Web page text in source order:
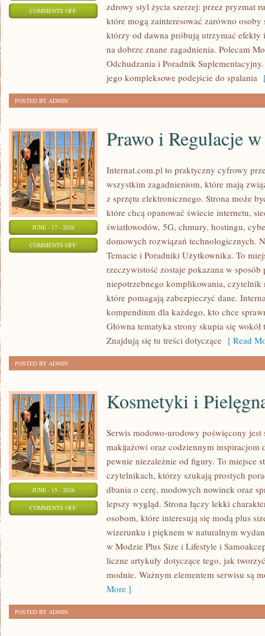
COMMENTS OFFON
LIFESTYLE
zdrowy styl życia szerzej: przez pryzmat
które mogą zainteresować zarówno
którzy od dawna próbują utrzymać efekty
na dobrze znane zagadnienia. Polecam
Odchudzania i Poradnik
jego kompleksowe podejście do spalania
POSTED BY ADMIN
JUNE - 17 - 2026
COMMENTS OFFON
REGULACJE
Prawo i Regulacje
Internat.com.pl to praktyczny cyfrowy
wszystkim zagadnieniom, które mają
z sprzętu elektronicznego. Strona może
które chcą opanować świecie internetu,
światłowodów, 5G, chmury, hostingu,
domowych rozwiązań technologicznych.
Temacie i Poradniki Użytkownika. To
rzeczywistość zostaje pokazana w sposób
niepotrzebnego komplikowania,
które pomagają zabezpieczyć dane.
kompendium dla każdego, kto chce
Główna tematyka strony skupia się
Znajdują się tu treści dotyczące [ Read
POSTED BY ADMIN
JUNE - 15 - 2026
COMMENTS OFFON
KOSMETYKI
PIELĘGNACJA
Kosmetyki i
Serwis modowo-urodowy poświęcony
makijażowi oraz codziennym inspiracjom
pewnie niezależnie od figury. To miejsce
czytelnikach, którzy szukają prostych
dbania o cerę, modowych nowinek oraz
lepszy wygląd. Strona łączy lekki
osobom, które interesują się modą plus
wizerunku i pięknem w naturalnym
w Modzie Plus Size i Lifestyle i
liczne artykuły dotyczące tego, jak
modnie. Ważnym elementem serwisu są
More ]
POSTED BY ADMIN